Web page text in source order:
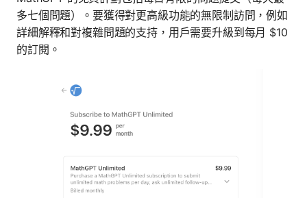
多七個問題）。要獲得對更高級功能的無限制訪問，例如
詳細解釋和對複雜問題的支持，用戶需要升級到每月 $10
的訂閱。